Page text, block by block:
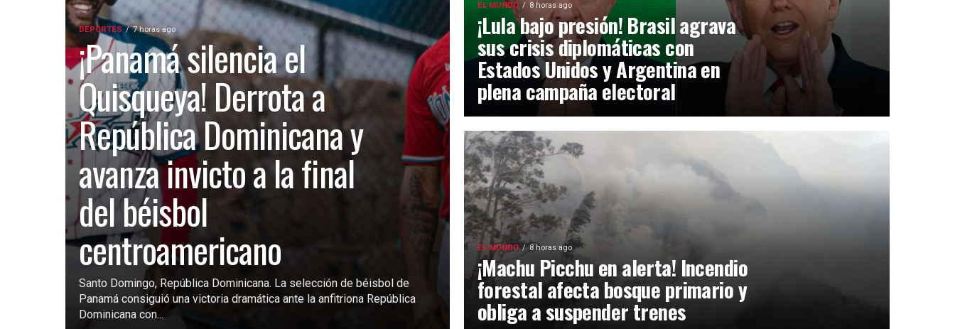
DEPORTES 7 horas ago
¡Panamá silencia el
Quisqueya! Derrota a
República Dominicana y
avanza invicto a la final
del béisbol
centroamericano
Santo Domingo, República Dominicana. La selección de béisbol de
Panamá consiguió una victoria dramática ante la anfitriona República
Dominicana con...
EL MUNDO 8 horas ago
¡Lula bajo presión! Brasil agrava
sus crisis diplomáticas con
Estados Unidos y Argentina en
plena campaña electoral
EL MUNDO 8 horas ago
¡Machu Picchu en alerta! Incendio
forestal afecta bosque primario y
obliga a suspender trenes